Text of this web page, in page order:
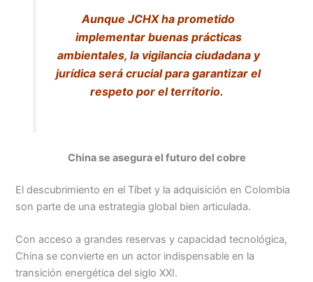
Aunque JCHX ha prometido
implementar buenas prácticas
ambientales, la vigilancia ciudadana y
jurídica será crucial para garantizar el
respeto por el territorio.
China se asegura el futuro del cobre
El descubrimiento en el Tíbet y la adquisición en Colombia
son parte de una estrategia global bien articulada.
Con acceso a grandes reservas y capacidad tecnológica,
China se convierte en un actor indispensable en la
transición energética del siglo XXI.